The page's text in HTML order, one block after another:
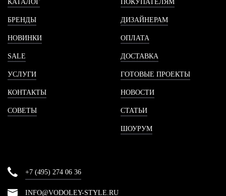
КАТАЛОГ
БРЕНДЫ
НОВИНКИ
SALE
УСЛУГИ
КОНТАКТЫ
СОВЕТЫ
ПОКУПАТЕЛЯМ
ДИЗАЙНЕРАМ
ОПЛАТА
ДОСТАВКА
ГОТОВЫЕ ПРОЕКТЫ
НОВОСТИ
СТАТЬИ
ШОУРУМ
+7 (495) 274 06 36
INFO@VODOLEY-STYLE.RU